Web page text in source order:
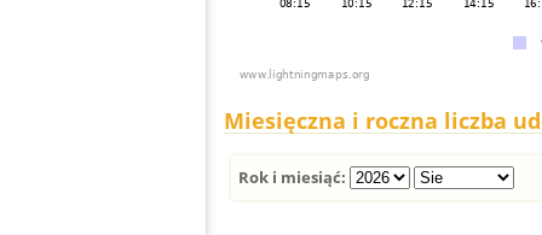
Miesięczna i roczna liczba
Rok i miesiąć: